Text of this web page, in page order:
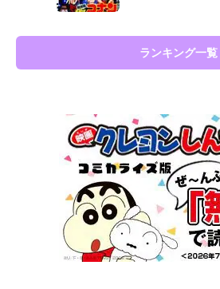
ランキング一覧